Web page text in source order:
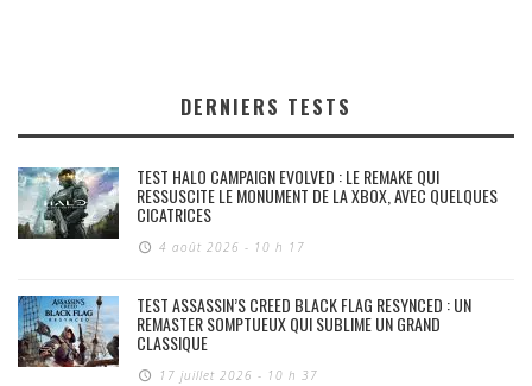
DERNIERS TESTS
TEST HALO CAMPAIGN EVOLVED : LE REMAKE QUI
RESSUSCITE LE MONUMENT DE LA XBOX, AVEC QUELQUES
CICATRICES
4 août 2026 - 10 h 17
TEST ASSASSIN’S CREED BLACK FLAG RESYNCED : UN
REMASTER SOMPTUEUX QUI SUBLIME UN GRAND
CLASSIQUE
17 juillet 2026 - 10 h 37